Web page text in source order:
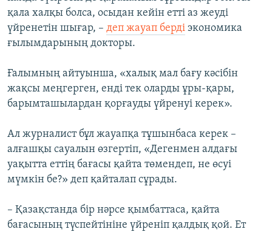
қала халқы болса, осыдан кейін етті аз жеуді
үйренетін шығар, – деп жауап берді экономика
ғылымдарының докторы.
Ғалымның айтуынша, «халық мал бағу кәсібін
жақсы меңгерген, енді тек оларды ұры-қары,
барымташылардан қорғауды үйренуі керек».
Ал журналист бұл жауапқа тұшынбаса керек –
алғашқы сауалын өзгертіп, «Дегенмен алдағы
уақытта еттің бағасы қайта төмендеп, не өсуі
мүмкін бе?» деп қайталап сұрады.
– Қазақстанда бір нәрсе қымбаттаса, қайта
бағасының түспейтініне үйреніп қалдық қой. Ет